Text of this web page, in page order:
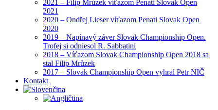
2021 – Filip Mrúzek víťazom Penati Slovak Open
2021
2020 – Ondřej Lieser víťazom Penati Slovak Open
2020
2019 – Napínavý záver Slovak Championship Open.
Trofej si odniesol R. Sabbatini
2018 – Víťazom Slovak Championship Open 2018 sa
stal Filip Mrůzek
2017 – Slovak Championship Open vyhral Petr NIČ
Kontakt